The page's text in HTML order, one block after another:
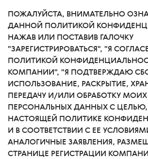
ПОЖАЛУЙСТА, ВНИМАТЕЛЬНО
ДАННОЙ ПОЛИТИКОЙ
НАЖАВ ИЛИ ПОСТАВИВ ГАЛОЧКУ
"ЗАРЕГИСТРИРОВАТЬСЯ", "Я
ПОЛИТИКОЙ
КОМПАНИИ", "Я ПОДТВЕРЖДАЮ
ИСПОЛЬЗОВАНИЕ, РАСКРЫТИЕ,
ПЕРЕДАЧУ И/ИЛИ ОБРАБОТКУ МОИХ
ПЕРСОНАЛЬНЫХ ДАННЫХ С
НАСТОЯЩЕЙ ПОЛИТИКЕ
И В СООТВЕТСТВИИ С ЕЕ
АНАЛОГИЧНЫЕ ЗАЯВЛЕНИЯ,
СТРАНИЦЕ РЕГИСТРАЦИИ